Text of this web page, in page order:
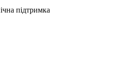
підтримка